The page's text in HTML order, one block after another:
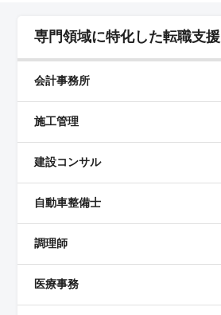
専門領域に特化した転職支援
会計事務所
施工管理
建設コンサル
自動車整備士
調理師
医療事務